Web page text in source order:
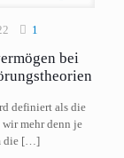
1
bei
definiert als die
mehr denn je
die […]